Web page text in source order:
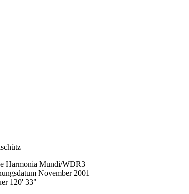
Harmonia Mundi/WDR3
November 2001
120' 33"